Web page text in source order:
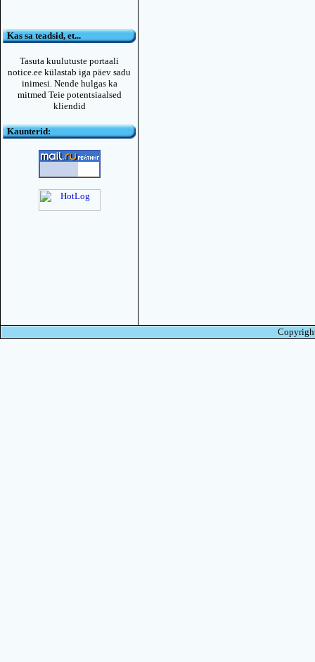
Kas sa teadsid, et...
Tasuta kuulutuste portaali
notice.ee külastab iga päev sadu
inimesi. Nende hulgas ka
mitmed Teie potentsiaalsed
kliendid
Kaunterid: